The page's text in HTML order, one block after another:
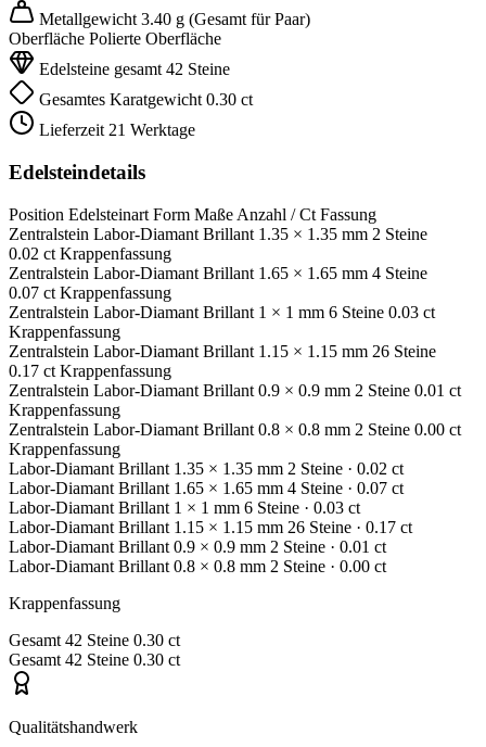
Metallgewicht 3.40 g (Gesamt für Paar)
Oberfläche Polierte Oberfläche
Edelsteine gesamt 42 Steine
Gesamtes Karatgewicht 0.30 ct
Lieferzeit 21 Werktage
Edelsteindetails
Position Edelsteinart Form Maße Anzahl / Ct Fassung
Zentralstein Labor-Diamant Brillant 1.35 × 1.35 mm 2 Steine
0.02 ct Krappenfassung
Zentralstein Labor-Diamant Brillant 1.65 × 1.65 mm 4 Steine
0.07 ct Krappenfassung
Zentralstein Labor-Diamant Brillant 1 × 1 mm 6 Steine 0.03 ct
Krappenfassung
Zentralstein Labor-Diamant Brillant 1.15 × 1.15 mm 26 Steine
0.17 ct Krappenfassung
Zentralstein Labor-Diamant Brillant 0.9 × 0.9 mm 2 Steine 0.01 ct
Krappenfassung
Zentralstein Labor-Diamant Brillant 0.8 × 0.8 mm 2 Steine 0.00 ct
Krappenfassung
Labor-Diamant Brillant 1.35 × 1.35 mm 2 Steine · 0.02 ct
Labor-Diamant Brillant 1.65 × 1.65 mm 4 Steine · 0.07 ct
Labor-Diamant Brillant 1 × 1 mm 6 Steine · 0.03 ct
Labor-Diamant Brillant 1.15 × 1.15 mm 26 Steine · 0.17 ct
Labor-Diamant Brillant 0.9 × 0.9 mm 2 Steine · 0.01 ct
Labor-Diamant Brillant 0.8 × 0.8 mm 2 Steine · 0.00 ct
Krappenfassung
Gesamt 42 Steine 0.30 ct
Gesamt 42 Steine 0.30 ct
Qualitätshandwerk